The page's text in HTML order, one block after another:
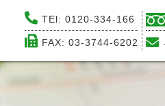
TEl: 0120-334-166
FAX: 03-3744-6202